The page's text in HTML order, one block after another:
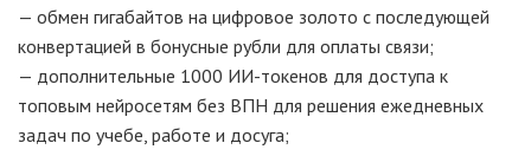
— обмен гигабайтов на цифровое золото с последующей
конвертацией в бонусные рубли для оплаты связи;
— дополнительные 1000 ИИ-токенов для доступа к
топовым нейросетям без ВПН для решения ежедневных
задач по учебе, работе и досуга;